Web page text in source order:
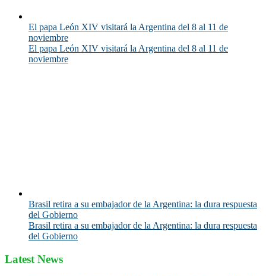
El papa León XIV visitará la Argentina del 8 al 11 de
noviembre
El papa León XIV visitará la Argentina del 8 al 11 de
noviembre
Brasil retira a su embajador de la Argentina: la dura respuesta
del Gobierno
Brasil retira a su embajador de la Argentina: la dura respuesta
del Gobierno
Latest News